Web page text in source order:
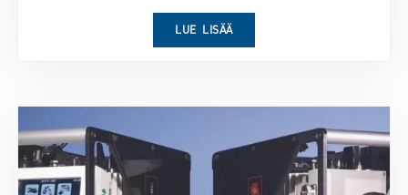
LUE LISÄÄ